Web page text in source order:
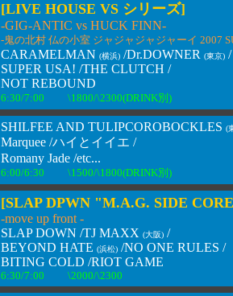
[LIVE HOUSE VS シリーズ]
-GIG-ANTIC vs HUCK FINN-
-鬼の北村 仏の小室 ジャジャジャジャーイ 2007
CARAMELMAN (横浜) /Dr.DOWNER (東京) /
SUPER USA! /THE CLUTCH /
NOT REBOUND
6:30/7:00 \1800/\2300(DRINK別)
SHILFEE AND TULIPCOROBOCKLES (
Marquee /ハイとイイエ /
Romany Jade /etc...
6:00/6:30 \1500/\1800(DRINK別)
[SLAP DPWN "M.A.G. SIDE
-move up front -
SLAP DOWN /TJ MAXX (大阪) /
BEYOND HATE (浜松) /NO ONE RULES /
BITING COLD /RIOT GAME
6:30/7:00 \2000/\2300